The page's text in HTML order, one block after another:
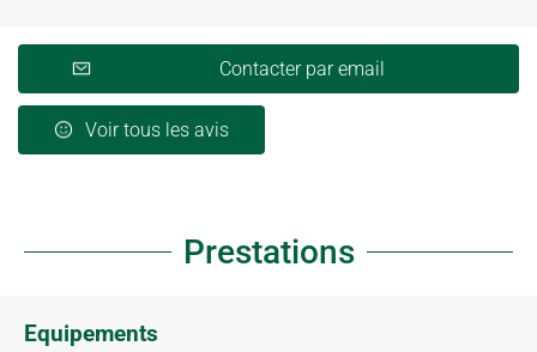
Contacter par email
Voir tous les avis
Prestations
Equipements